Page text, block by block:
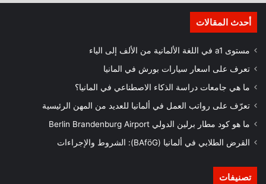
أحدث المقالات
مستوى a1 في اللغة الألمانية من الألف إلى الياء
تعرف على اسعار سيارات بورش في المانيا
ما هي جامعات دراسة الذكاء الاصطناعي في المانيا؟
تعرّف على رواتب العمل في ألمانيا للعديد من المهن الرئيسية
ما هو كود مطار برلين الدولي Berlin Brandenburg Airport
القرض الطلابي في ألمانيا (BAföG): الشروط والإجراءات
تصنيفات